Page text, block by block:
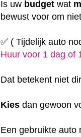
Is uw budget wat
bewust voor om
✅ ( Tijdelijk auto
Huur voor 1 dag of
Dat betekent niet
Kies dan gewoon
Een gebruikte